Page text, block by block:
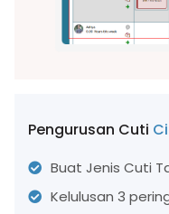
Pengurusan Cuti
Buat Jenis Cuti
Kelulusan 3